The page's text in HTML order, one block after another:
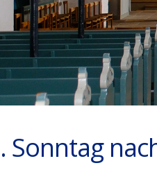
Sonntag